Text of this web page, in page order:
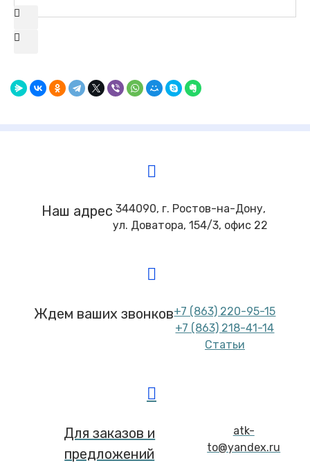
Наш адрес 344090, г. Ростов-на-Дону,
ул. Доватора, 154/3, офис 22
Ждем ваших звонков+7 (863) 220-95-15
+7 (863) 218-41-14
Статьи
Для заказов и
предложений
atk-
to@yandex.ru